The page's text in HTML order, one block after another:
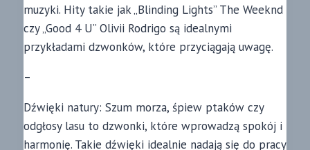
muzyki. Hity takie jak „Blinding Lights” The Weeknd
czy „Good 4 U” Olivii Rodrigo są idealnymi
przykładami dzwonków, które przyciągają uwagę.
–
Dźwięki natury: Szum morza, śpiew ptaków czy
odgłosy lasu to dzwonki, które wprowadzą spokój i
harmonię. Takie dźwięki idealnie nadają się do pracy